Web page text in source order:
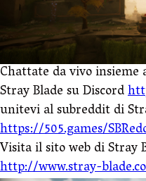
Chattate da vivo
Stray Blade su Discord
unitevi al subreddit di
https://505.games/
Visita il sito web di
http://www.stray-